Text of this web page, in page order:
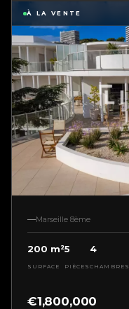
À LA VENTE
Marseille 8ème
200 m²
SURFACE
5
PIÈCES
4
CHAMBRES
€1,800,000